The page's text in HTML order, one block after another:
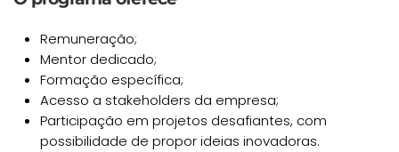
Remuneração;
Mentor dedicado;
Formação específica;
Acesso a stakeholders da empresa;
Participação em projetos desafiantes, com
possibilidade de propor ideias inovadoras.